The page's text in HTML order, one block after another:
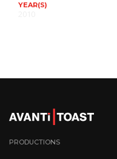
YEAR(S)
PRODUCTIONS